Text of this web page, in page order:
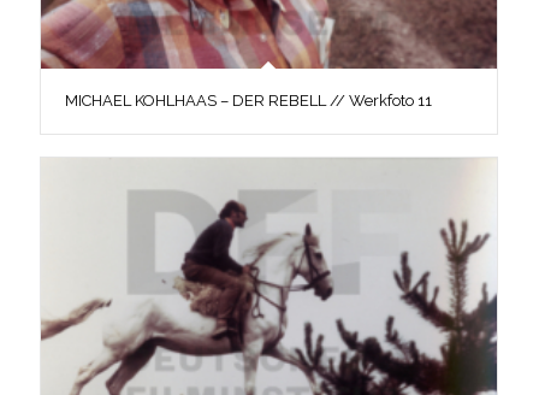
MICHAEL KOHLHAAS – DER REBELL // Werkfoto 11